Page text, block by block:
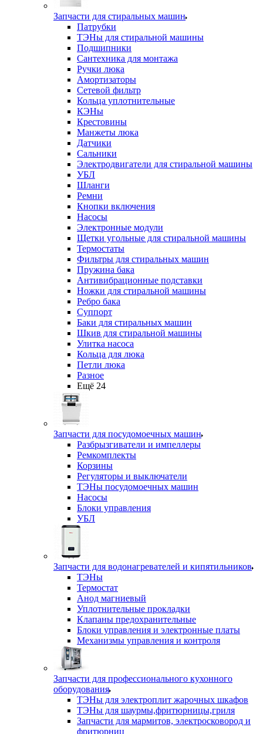
Запчасти для стиральных машин
Патрубки
ТЭНы для стиральной машины
Подшипники
Сантехника для монтажа
Ручки люка
Амортизаторы
Сетевой фильтр
Кольца уплотнительные
КЭНы
Крестовины
Манжеты люка
Датчики
Сальники
Электродвигатели для стиральной машины
УБЛ
Шланги
Ремни
Кнопки включения
Насосы
Электронные модули
Щетки угольные для стиральной машины
Термостаты
Фильтры для стиральных машин
Пружина бака
Антивибрационные подставки
Ножки для стиральной машины
Ребро бака
Суппорт
Баки для стиральных машин
Шкив для стиральной машины
Улитка насоса
Кольца для люка
Петли люка
Разное
Ещё 24
Запчасти для посудомоечных машин
Разбрызгиватели и импеллеры
Ремкомплекты
Корзины
Регуляторы и выключатели
ТЭНы посудомоечных машин
Насосы
Блоки управления
УБЛ
Запчасти для водонагревателей и кипятильников
ТЭНы
Термостат
Анод магниевый
Уплотнительные прокладки
Клапаны предохранительные
Блоки управления и электронные платы
Механизмы управления и контроля
Запчасти для профессионального кухонного
оборудования
ТЭНы для электроплит жарочных шкафов
ТЭНы для шаурмы,фритюрницы,гриля
Запчасти для мармитов, электросковород и
фритюрниц